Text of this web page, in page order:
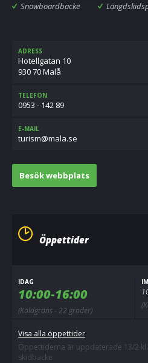
Snowboardbacke
ADRESS
Hotellgatan 10
930 70 Malå
TELEFON
0953 - 142 89
E-MAIL
es.alam@msirut
Besök webbplats
Öppettider
IDAG
10:00-16:00
(Köldgräns - 22 grader)
Visa alla öppettider
Öppettiderna är uppdaterade 13/2
skidbacke